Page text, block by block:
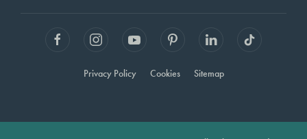
Privacy Policy Cookies Sitemap